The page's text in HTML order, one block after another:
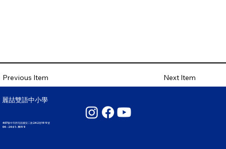
Previous Item Next Item
麗喆雙語中小學
407臺中市西屯區國安二路242巷199號
04 - 2461 - 3099